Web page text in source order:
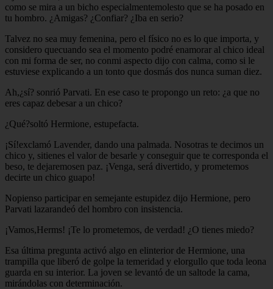
como se mira a un bicho especialmentemolesto que se ha posado en
tu hombro. ¿Amigas? ¿Confiar? ¿Iba en serio?
Talvez no sea muy femenina, pero el físico no es lo que importa, y
considero quecuando sea el momento podré enamorar al chico ideal
con mi forma de ser, no conmi aspecto dijo con calma, como si le
estuviese explicando a un tonto que dosmás dos nunca suman diez.
Ah,¿sí? sonrió Parvati. En ese caso te propongo un reto: ¿a que no
eres capaz debesar a un chico?
¿Qué?soltó Hermione, estupefacta.
¡Sí!exclamó Lavender, dando una palmada. Nosotras te decimos un
chico y, sitienes el valor de besarle y conseguir que te corresponda el
beso, te dejaremosen paz. ¡Venga, será divertido, y prometemos
decirte un chico guapo!
Nopienso participar en semejante estupidez dijo Hermione, pero
Parvati lazarandeó del hombro con insistencia.
¡Vamos,Herms! ¡Te lo prometemos, de verdad! ¿O tienes miedo?
Esa última pregunta activó algo en elinterior de Hermione, una
trampilla que liberó de golpe la temeridad y elorgullo que toda leona
guarda en su interior. La joven se levantó de un saltode la cama,
mirándolas con determinación.